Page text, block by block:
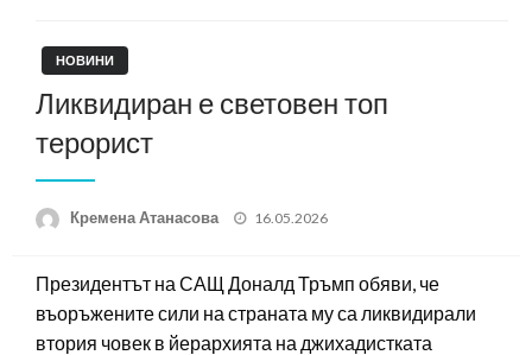
НОВИНИ
Ликвидиран е световен топ
терорист
Кремена Атанасова
Posted
16.05.2026
Президентът на САЩ Доналд Тръмп обяви, че
въоръжените сили на страната му са ликвидирали
втория човек в йерархията на джихадистката